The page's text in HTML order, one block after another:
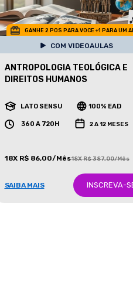
GANHE 2 POS PARA VOCE +1 PARA UM
COM VIDEOAULAS
ANTROPOLOGIA TEOLÓGICA E
DIREITOS HUMANOS
LATO SENSU 100% EAD
360 A 720H 2 A 12 MESES
18X R$ 86,00/Mês18X R$ 387,00/Mês
SAIBA MAIS INSCREVA-